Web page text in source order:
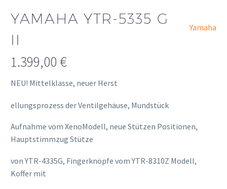
YAMAHA YTR-5335 G
II
Yamaha
1.399,00 €
NEU! Mittelklasse, neuer Herst
osteopathe-nyon-cabinet-monney
ellungsprozess der Ventilgehäuse, Mundstück
Aufnahme vom XenoModell, neue Stützen Positionen,
Hauptstimmzug Stütze
von YTR-4335G, Fingerknöpfe vom YTR-8310Z Modell,
Koffer mit